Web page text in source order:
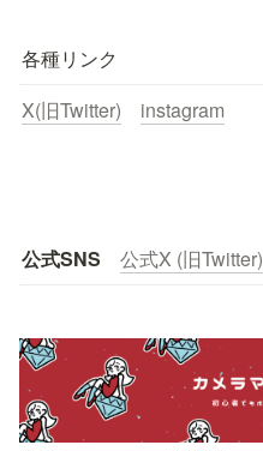
各種リンク
X(旧Twitter)
instagram
公式SNS 公式X (旧Twitter)